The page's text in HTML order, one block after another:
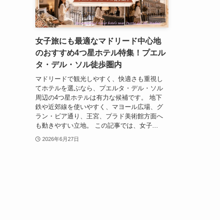
女子旅にも最適なマドリード中心地
のおすすめ4つ星ホテル特集！プエル
タ・デル・ソル徒歩圏内
マドリードで観光しやすく、快適さも重視し
てホテルを選ぶなら、プエルタ・デル・ソル
周辺の4つ星ホテルは有力な候補です。 地下
鉄や近郊線を使いやすく、マヨール広場、グ
ラン・ビア通り、王宮、プラド美術館方面へ
も動きやすい立地。 この記事では、女子...
2026年6月27日